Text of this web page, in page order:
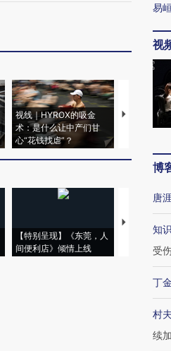
视线｜HYROX的吸金
术：是什么让中产们甘
心“花钱找虐”？
马航飞行员
粒摇头丸
【特别呈现】《东莞，人
间便利店》倾情上线
【推广】走
会，让数智
易峘
视
博
唐
知
受
丁
村
续